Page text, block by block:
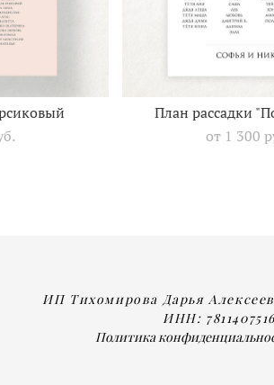
План рассадки
от 1 300
ИП Тихомирова Дарья
ИНН:
Политика